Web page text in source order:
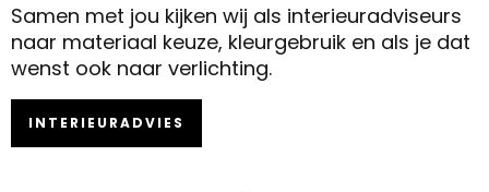
Samen met jou kijken wij als interieuradviseurs
naar materiaal keuze, kleurgebruik en als je dat
wenst ook naar verlichting.
INTERIEURADVIES